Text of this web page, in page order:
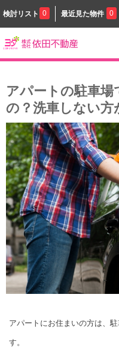
検討リスト 0 最近見た物件 0
アパートの駐車
の？洗車しない方
アパートにお住まいの方は、
す。